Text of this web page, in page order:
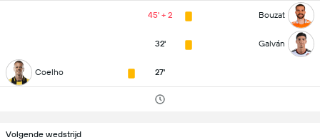
45' + 2 Bouzat
32' Galván
Coelho 27'
Volgende wedstrijd